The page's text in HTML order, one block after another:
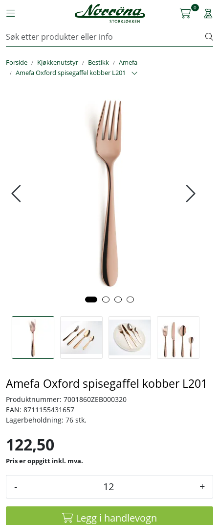
Toggle navigation
0
Forside Kjøkkenutstyr Bestikk
Amefa
Amefa Oxford spisegaffel kobber L201
Amefa Oxford spisegaffel kobber L201
Produktnummer: 7001860ZEB000320
EAN: 8711155431657
Lagerbeholdning: 76 stk.
122,50
inkl. mva.
- +
Legg i handlevogn
Kjøkkenutstyr
Storkjøkken
OUTLET